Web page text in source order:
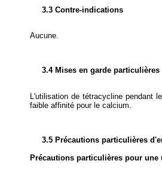
3.3 Contre-indications
Aucune.
3.4 Mises en garde particulières
L'utilisation de tétracycline pendant
faible affinité pour le calcium.
3.5 Précautions particulières
Précautions particulières pour